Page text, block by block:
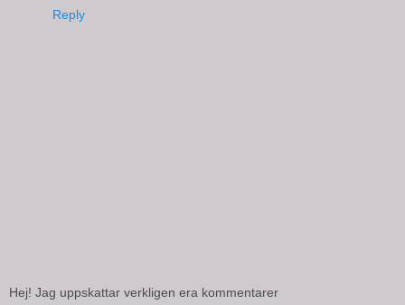
Reply
Hej! Jag uppskattar verkligen era kommentarer